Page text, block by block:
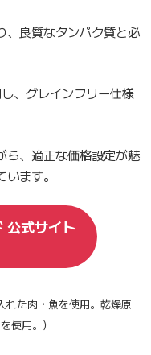
、良質なタンパク質と必
、グレインフリー仕様
ら、適正な価格設定が魅
ます。
公式サイト
れた肉・魚を使用。乾燥原
使用。）